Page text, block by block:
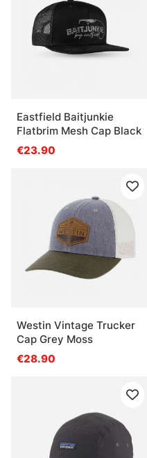
Eastfield Baitjunkie
Flatbrim Mesh Cap Black
€23.90
Westin Vintage Trucker
Cap Grey Moss
€28.90